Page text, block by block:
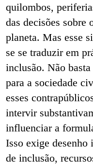
quilombos,
das decisões sobre
planeta. Mas esse
se se traduzir em
inclusão. Não
para a sociedade
esses
intervir
influenciar a
Isso exige
de inclusão,